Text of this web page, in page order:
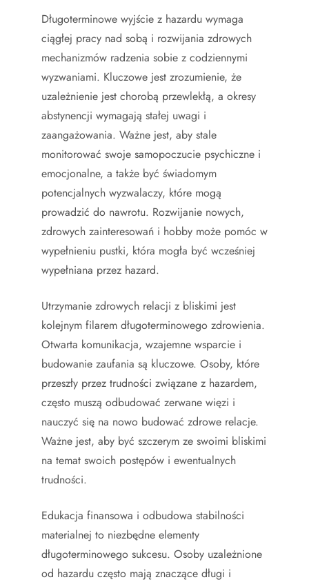
Długoterminowe wyjście z hazardu wymaga
ciągłej pracy nad sobą i rozwijania zdrowych
mechanizmów radzenia sobie z codziennymi
wyzwaniami. Kluczowe jest zrozumienie, że
uzależnienie jest chorobą przewlekłą, a okresy
abstynencji wymagają stałej uwagi i
zaangażowania. Ważne jest, aby stale
monitorować swoje samopoczucie psychiczne i
emocjonalne, a także być świadomym
potencjalnych wyzwalaczy, które mogą
prowadzić do nawrotu. Rozwijanie nowych,
zdrowych zainteresowań i hobby może pomóc w
wypełnieniu pustki, która mogła być wcześniej
wypełniana przez hazard.
Utrzymanie zdrowych relacji z bliskimi jest
kolejnym filarem długoterminowego zdrowienia.
Otwarta komunikacja, wzajemne wsparcie i
budowanie zaufania są kluczowe. Osoby, które
przeszły przez trudności związane z hazardem,
często muszą odbudować zerwane więzi i
nauczyć się na nowo budować zdrowe relacje.
Ważne jest, aby być szczerym ze swoimi bliskimi
na temat swoich postępów i ewentualnych
trudności.
Edukacja finansowa i odbudowa stabilności
materialnej to niezbędne elementy
długoterminowego sukcesu. Osoby uzależnione
od hazardu często mają znaczące długi i